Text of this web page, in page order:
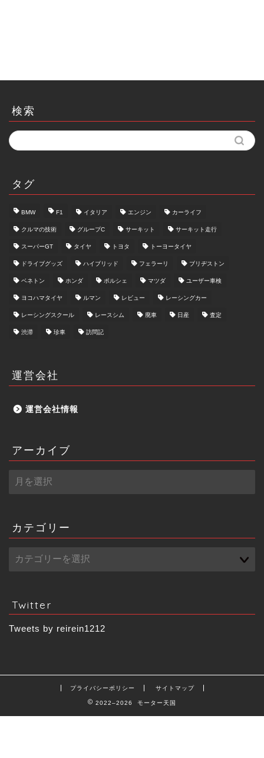
検索
タグ
BMW F1 イタリア エンジン カーライフ
クルマの技術 グループC サーキット サーキット走行
スーパーGT タイヤ トヨタ トーヨータイヤ
ドライブグッズ ハイブリッド フェラーリ ブリヂストン
ベネトン ホンダ ポルシェ マツダ ユーザー車検
ヨコハマタイヤ ルマン レビュー レーシングカー
レーシングスクール レースシム 廃車 日産 査定
渋滞 珍車 訪問記
運営会社
運営会社情報
アーカイブ
ア
ー
ブ
カテゴリー
Twitter
Tweets by reirein1212
プライバシーポリシー サイトマップ
2022–2026 モーター天国